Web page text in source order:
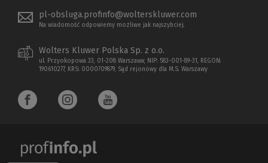
pl-obsluga.profinfo@wolterskluwer.com
Na wiadomość odpowiemy możliwe jak najszybciej.
Wolters Kluwer Polska Sp. z o.o.
ul. Przyokopowa 33, 01-208 Warszawa; NIP: 583-001-89-31, REGON:
190610277, KRS: 0000709879, Sąd rejonowy dla M.S. Warszawy